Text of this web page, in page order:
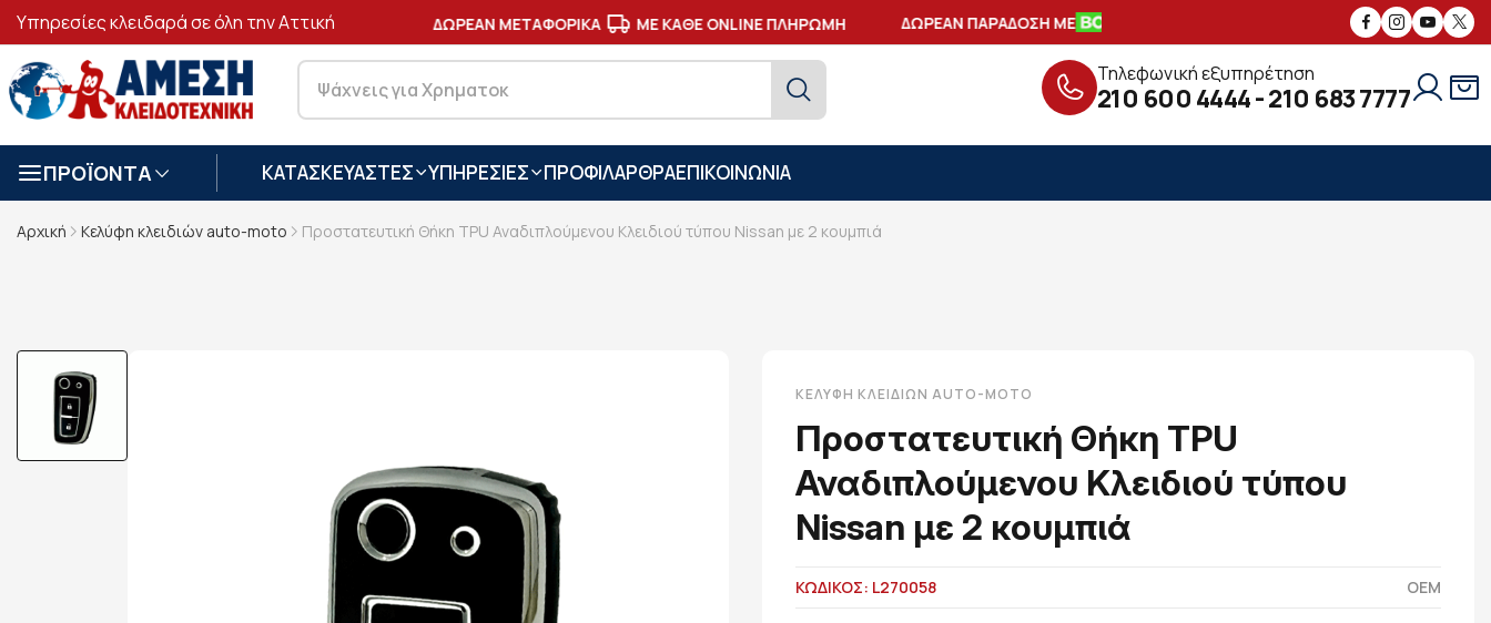
Υπηρεσίες κλειδαρά σε όλη την Αττική
ΑΣΦΑΛΕΙΣ ΣΥΝΑΛΛΑΓΕΣ ΔΩΡΕΑΝ ΜΕΤΑΦΟΡΙΚΑ ΜΕ ΚΑΘΕ ONLINE ΠΛΗΡΩΜΗ ΔΩΡΕΑΝ ΠΑΡΑΔΟΣΗ ΜΕ ΣΥΝΑΛΛΑΓΕΣ
Τηλεφωνική εξυπηρέτηση
210 600 4444-210 683 7777
ΠΡΟΪΟΝΤΑ ΚΑΤΑΣΚΕΥΑΣΤΕΣ ΥΠΗΡΕΣΙΕΣ ΠΡΟΦΙΛΑΡΘΡΑΕΠΙΚΟΙΝΩΝΙΑ
Αρχική Κελύφη κλειδιών auto-moto Προστατευτική Θήκη TPU Αναδιπλούμενου Κλειδιού τύπου Nissan με 2 κουμπιά
ΚΕΛΎΦΗ ΚΛΕΙΔΙΏΝ AUTO-MOTO
Προστατευτική Θήκη TPU
Αναδιπλούμενου Κλειδιού τύπου
Nissan με 2 κουμπιά
ΚΩΔΙΚΟΣ: L270058 OEM